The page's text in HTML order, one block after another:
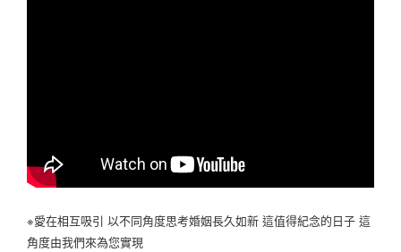
※愛在相互吸引 以不同角度思考婚姻長久如新 這值得紀念的日子 這
角度由我們來為您實現